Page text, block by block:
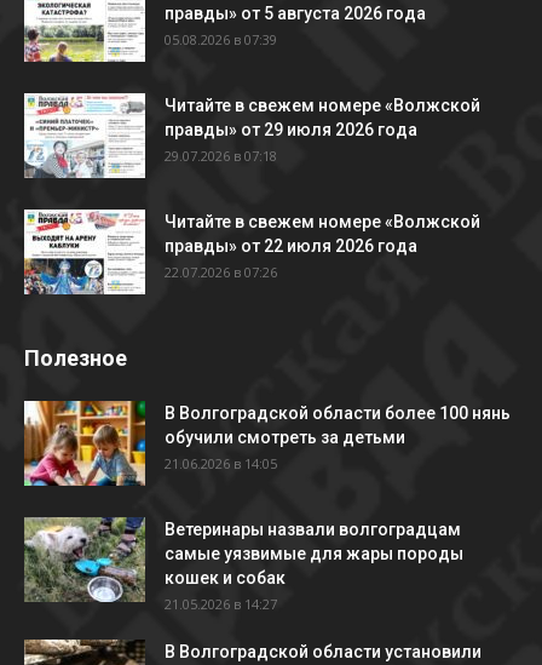
правды» от 5 августа 2026 года
05.08.2026 в 07:39
Читайте в свежем номере «Волжской
правды» от 29 июля 2026 года
29.07.2026 в 07:18
Читайте в свежем номере «Волжской
правды» от 22 июля 2026 года
22.07.2026 в 07:26
Полезное
В Волгоградской области более 100 нянь
обучили смотреть за детьми
21.06.2026 в 14:05
Ветеринары назвали волгоградцам
самые уязвимые для жары породы
кошек и собак
21.05.2026 в 14:27
В Волгоградской области установили